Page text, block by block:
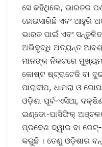
ସେ କହିଥିଲେ, ଭାରତର
ହୋଇସାରିଛି ଏବଂ ଆହୁରି
ଭାରତ ପାଇଁ ଏବଂ
ଅଭିବୃଦ୍ଧି ଅତ୍ୟନ୍ତ
ମାନଙ୍କ ନିକଟରେ
କୋଷ୍ଟ ଷ୍ଟ୍ରାଟେଜି ବା
ପାରାଦୀପ, ଧାମରା ଓ
ଓଡ଼ିଶା ପୂର୍ବ-ଏସିଆ,
ଇଣ୍ଡୋ-ପାସିଫିକ୍
ପ୍ରବେଶ ଦ୍ୱାର ବା
କରୁଛି । ତେଣୁ ଓଡ଼ିଶାର